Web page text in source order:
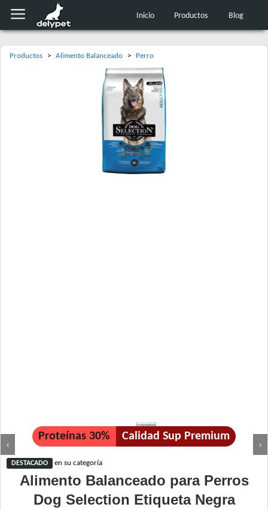
Inicio Productos Blog
Productos > Alimento Balanceado > Perro
‹ ›
Proteínas 30% Calidad Sup Premium
DESTACADO en su categoría
Alimento Balanceado para Perros
Dog Selection Etiqueta Negra